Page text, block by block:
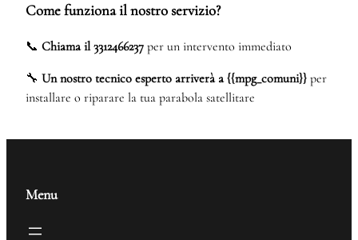
Come funziona il nostro servizio?
📞 Chiama il 3312466237 per un intervento immediato
🔧 Un nostro tecnico esperto arriverà a {{mpg_comuni}} per
installare o riparare la tua parabola satellitare
Menu